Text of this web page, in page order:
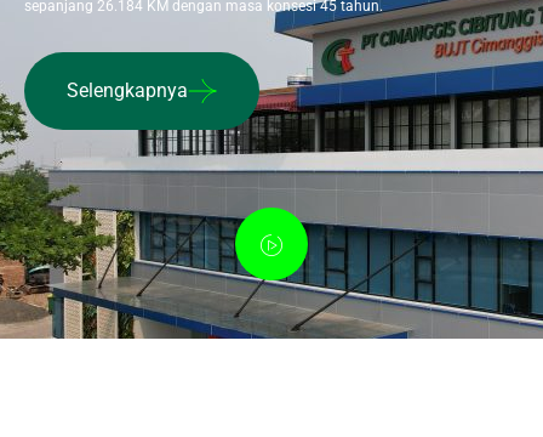
sepanjang 26.184 KM dengan masa konsesi 45 tahun.
Selengkapnya